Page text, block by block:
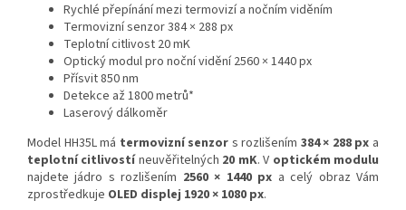
Rychlé přepínání mezi termovizí a nočním viděním
Termovizní senzor 384 × 288 px
Teplotní citlivost 20 mK
Optický modul pro noční vidění 2560 × 1440 px
Přísvit 850 nm
Detekce až 1800 metrů*
Laserový dálkoměr
Model HH35L má termovizní senzor s rozlišením 384 × 288 px a
teplotní citlivostíneuvěřitelných 20 mK. V optickém modulu
najdete jádro s rozlišením 2560 × 1440 px a celý obraz Vám
zprostředkuje OLED displej 1920 × 1080 px.